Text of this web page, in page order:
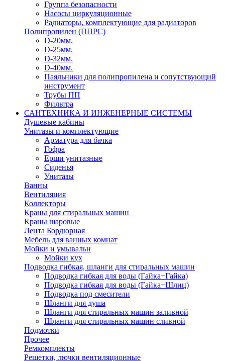
Группа безопасности
Насосы циркуляционные
Радиаторы, комплектующие для радиаторов
Полипропилен (ППРС)
D-20мм.
D-25мм.
D-32мм.
D-40мм.
Паяльники для полипропилена и сопутствующий
инструмент
Трубы ПП
Фильтра
САНТЕХНИКА И ИНЖЕНЕРНЫЕ СИСТЕМЫ
Душевые кабины
Унитазы и комплектующие
Арматура для бачка
Гофра
Ерши унитазные
Сиденья
Унитазы
Ванны
Вентиляция
Коллекторы
Краны для стиральных машин
Краны шаровые
Лента Бордюрная
Мебель для ванных комнат
Мойки и умывальн
Мойки кух
Подводка гибкая, шланги для стиральных машин
Подводка гибкая для воды (Гайка+Гайка)
Подводка гибкая для воды (Гайка+Шлиц)
Подводка под смесители
Шланги для душа
Шланги для стиральных машин заливной
Шланги для стиральных машин сливной
Подмотки
Прочее
Ремкомплекты
Решетки, лючки вентиляционные